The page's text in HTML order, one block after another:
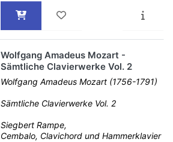
Wolfgang Amadeus Mozart -
Sämtliche Clavierwerke Vol. 2
Wolfgang Amadeus Mozart (1756-1791)
Sämtliche Clavierwerke Vol. 2
Siegbert Rampe,
Cembalo, Clavichord und Hammerklavier